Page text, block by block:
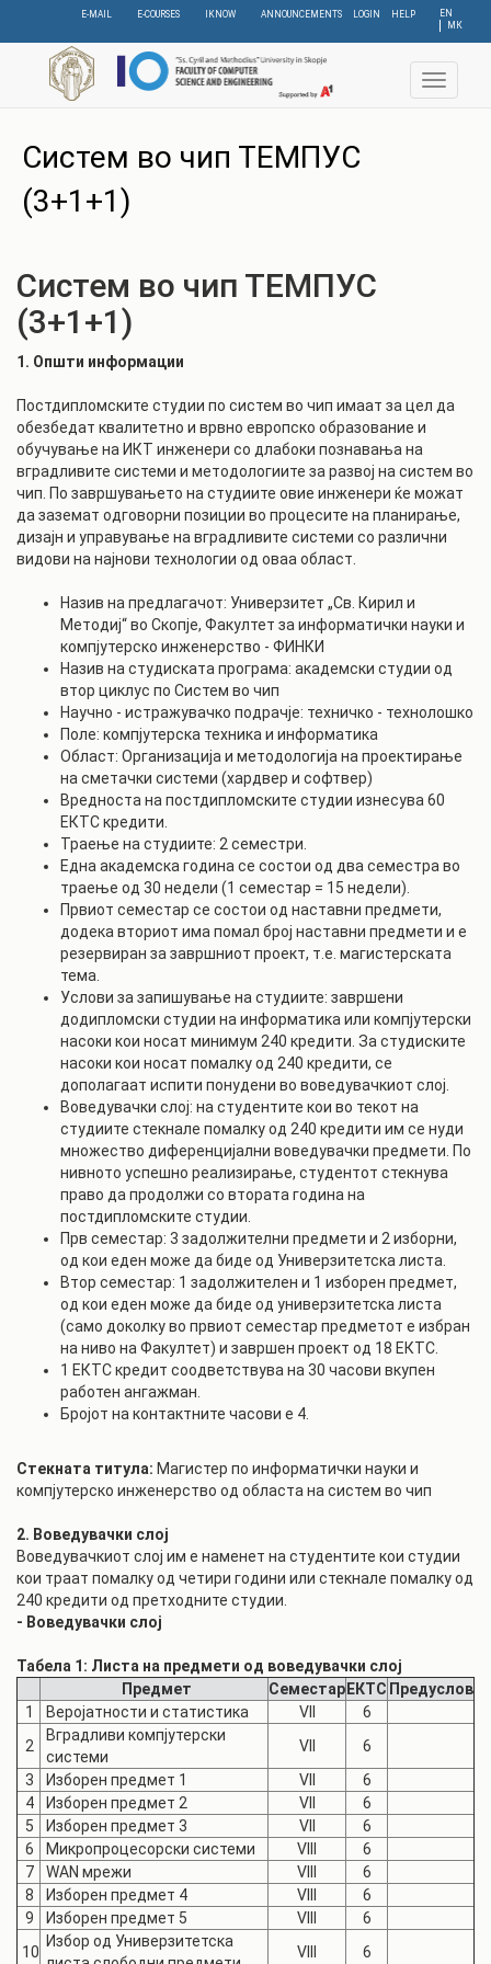
content
EN
МК
E-MAIL E-COURSES IKNOW ANNOUNCEMENTS LOGIN HELP
Toggle
Систем во чип ТЕМПУС
(3+1+1)
Систем во чип ТЕМПУС
(3+1+1)
1. Општи информации
Постдипломските студии по систем во чип имаат за цел да
обезбедат квалитетно и врвно европско образование и
обучување на ИКТ инженери со длабоки познавања на
вградливите системи и методологиите за развој на систем во
чип. По завршувањето на студиите овие инженери ќе можат
да заземат одговорни позиции во процесите на планирање,
дизајн и управување на вградливите системи со различни
видови на најнови технологии од оваа област.
Назив на предлагачот: Универзитет „Св. Кирил и
Методиј“ во Скопје, Факултет за информатички науки и
компјутерско инженерство - ФИНКИ
Назив на студиската програма: академски студии од
втор циклус по Систем во чип
Научно - истражувачко подрачје: техничко - технолошко
Поле: компјутерска техника и информатика
Област: Организација и методологија на проектирање
на сметачки системи (хардвер и софтвер)
Вредноста на постдипломските студии изнесува 60
ЕКТС кредити.
Траење на студиите: 2 семестри.
Една академска година се состои од два семестра во
траење од 30 недели (1 семестар = 15 недели).
Првиот семестар се состои од наставни предмети,
додека вториот има помал број наставни предмети и е
резервиран за завршниот проект, т.е. магистерската
тема.
Услови за запишување на студиите: завршени
додипломски студии на информатика или компјутерски
насоки кои носат минимум 240 кредити. За студиските
насоки кои носат помалку од 240 кредити, се
дополагаат испити понудени во воведувачкиот слој.
Воведувачки слој: на студентите кои во текот на
студиите стекнале помалку од 240 кредити им се нуди
множество диференцијални воведувачки предмети. По
нивното успешно реализирање, студентот стекнува
право да продолжи со втората година на
постдипломските студии.
Прв семестар: 3 задолжителни предмети и 2 изборни,
од кои еден може да биде од Универзитетска листа.
Втор семестар: 1 задолжителен и 1 изборен предмет,
од кои еден може да биде од универзитетска листа
(само доколку во првиот семестар предметот е избран
на ниво на Факултет) и завршен проект од 18 ЕКТС.
1 ЕКТС кредит соодветствува на 30 часови вкупен
работен ангажман.
Бројот на контактните часови е 4.
Стекната титула: Магистер по информатички науки и
компјутерско инженерство од областа на систем во чип
2. Воведувачки слој
Воведувачкиот слој им е наменет на студентите кои студии
кои траат помалку од четири години или стекнале помалку од
240 кредити од претходните студии.
- Воведувачки слој
Табела 1: Листа на предмети од воведувачки слој
Предмет
Семестар ЕКТС Предуслов
1
Веројатности и статистика VII
6
2
Вградливи компјутерски
системи
VII
6
3
Изборен предмет 1 VII
6
4
Изборен предмет 2 VII
6
5
Изборен предмет 3 VII
6
6
Микропроцесорски системи VIII
6
7
WAN мрежи VIII
6
8
Изборен предмет 4 VIII
6
9
Изборен предмет 5 VIII
6
10
Избор од Универзитетска
VIII 6